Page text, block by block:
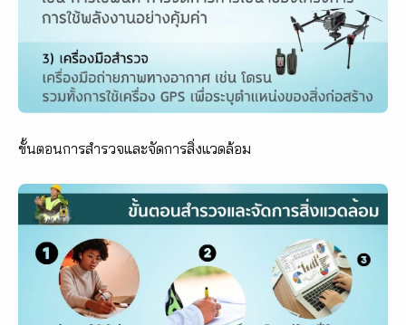
ขั้นตอนการสำรวจและจัดการสิ่งแวดล้อม